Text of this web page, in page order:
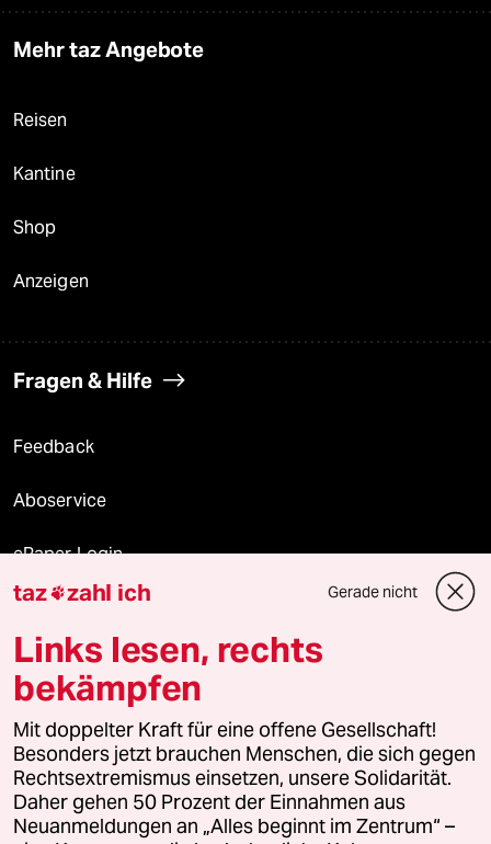
Mehr taz Angebote
Reisen
Kantine
Shop
Anzeigen
Fragen & Hilfe
Feedback
Aboservice
ePaper Login
Downloads für Abonnierende
© 2026 taz Verlags und Vertriebs GmbH
Alle Rechte vorbehalten. Bei rechtlichen Fragen oder für Genehmigungen
wenden Sie sich bitte an
lizenzen@taz.de
Feedback Redaktionsstatut Kommune-Richtlinien
taz zahl ich Gerade nicht
Links lesen, rechts
bekämpfen
Mit doppelter Kraft für eine offene Gesellschaft!
Besonders jetzt brauchen Menschen, die sich gegen
Rechtsextremismus einsetzen, unsere Solidarität.
Daher gehen 50 Prozent der Einnahmen aus
Neuanmeldungen an „Alles beginnt im Zentrum“ –